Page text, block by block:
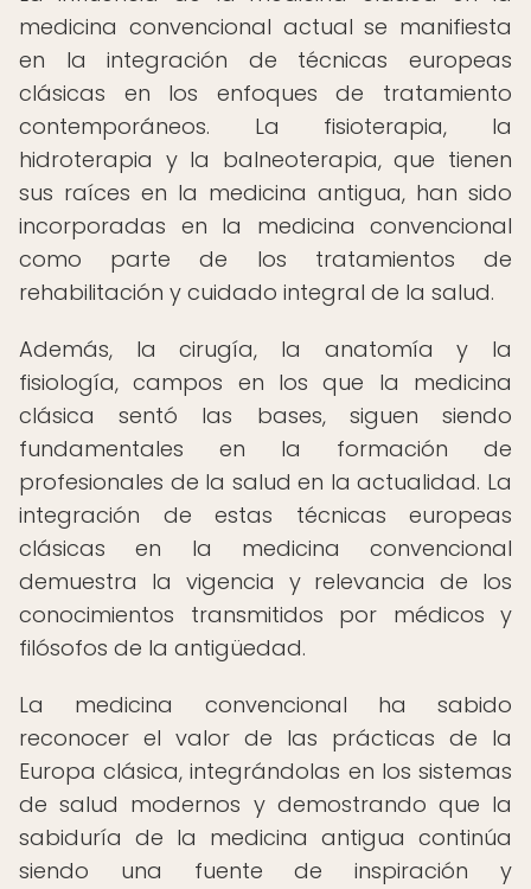
medicina convencional actual se manifiesta
en la integración de técnicas europeas
clásicas en los enfoques de tratamiento
contemporáneos. La fisioterapia, la
hidroterapia y la balneoterapia, que tienen
sus raíces en la medicina antigua, han sido
incorporadas en la medicina convencional
como parte de los tratamientos de
rehabilitación y cuidado integral de la salud.
Además, la cirugía, la anatomía y la
fisiología, campos en los que la medicina
clásica sentó las bases, siguen siendo
fundamentales en la formación de
profesionales de la salud en la actualidad. La
integración de estas técnicas europeas
clásicas en la medicina convencional
demuestra la vigencia y relevancia de los
conocimientos transmitidos por médicos y
filósofos de la antigüedad.
La medicina convencional ha sabido
reconocer el valor de las prácticas de la
Europa clásica, integrándolas en los sistemas
de salud modernos y demostrando que la
sabiduría de la medicina antigua continúa
siendo una fuente de inspiración y